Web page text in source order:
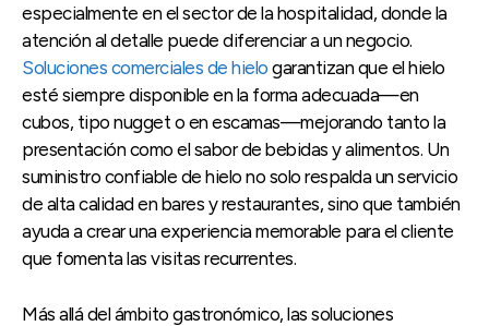
especialmente en el sector de la hospitalidad, donde la
atención al detalle puede diferenciar a un negocio.
Soluciones comerciales de hielo garantizan que el hielo
esté siempre disponible en la forma adecuada—en
cubos, tipo nugget o en escamas—mejorando tanto la
presentación como el sabor de bebidas y alimentos. Un
suministro confiable de hielo no solo respalda un servicio
de alta calidad en bares y restaurantes, sino que también
ayuda a crear una experiencia memorable para el cliente
que fomenta las visitas recurrentes.
Más allá del ámbito gastronómico, las soluciones